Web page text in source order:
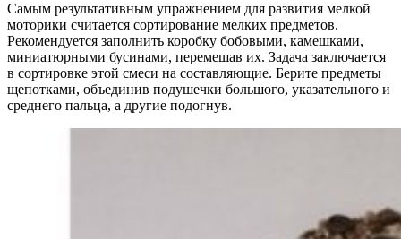
Самым результативным упражнением для развития мелкой
моторики считается сортирование мелких предметов.
Рекомендуется заполнить коробку бобовыми, камешками,
миниатюрными бусинами, перемешав их. Задача заключается
в сортировке этой смеси на составляющие. Берите предметы
щепотками, объединив подушечки большого, указательного и
среднего пальца, а другие подогнув.